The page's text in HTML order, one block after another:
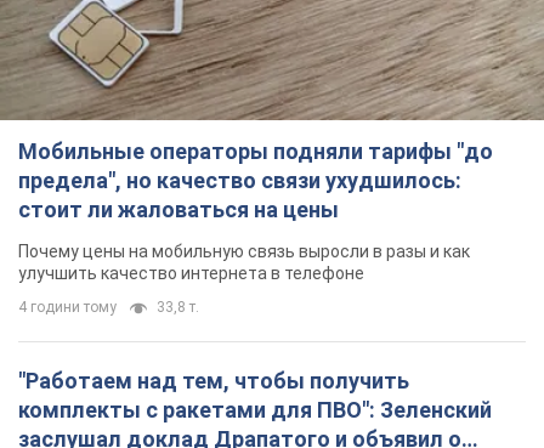
Почему цены на мобильную связь выросли в разы и как
улучшить качество интернета в телефоне
4 години тому 33,8 т.
"Работаем над тем, чтобы получить
комплекты с ракетами для ПВО": Зеленский
заслушал доклад Драпатого и объявил о
вопросы в украинской армии
В оккупированной Ялте прогремели мощные
взрывы: поднимается черный дым. Фото и
видео